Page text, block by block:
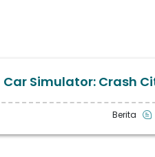
Car Simulator: Crash
Berita